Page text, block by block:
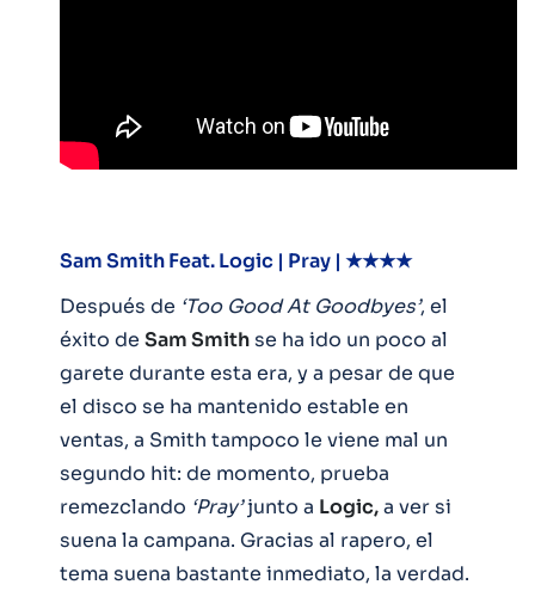
Sam Smith Feat. Logic | Pray | ★★★★
Después de ‘Too Good At Goodbyes’, el
éxito de Sam Smithse ha ido un poco al
garete durante esta era, y a pesar de que
el disco se ha mantenido estable en
ventas, a Smith tampoco le viene mal un
segundo hit: de momento, prueba
remezclando ‘Pray’junto a Logic,a ver si
suena la campana. Gracias al rapero, el
tema suena bastante inmediato, la verdad.